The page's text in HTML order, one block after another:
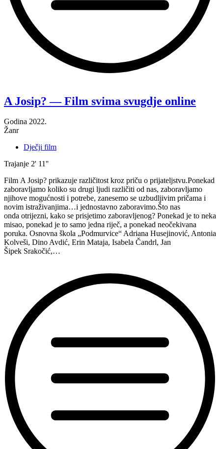
—
Film
svugdje
online”
A Josip? — Film svima svugdje online
Godina 2022.
Žanr
Dječji film
Trajanje 2' 11''
Film A Josip? prikazuje različitost kroz priču o prijateljstvu.Ponekad
zaboravljamo koliko su drugi ljudi različiti od nas, zaboravljamo
njihove mogućnosti i potrebe, zanesemo se uzbudljivim pričama i
novim istraživanjima…i jednostavno zaboravimo.Što nas
onda otrijezni, kako se prisjetimo zaboravljenog? Ponekad je to neka
misao, ponekad je to samo jedna riječ, a ponekad neočekivana
poruka. Osnovna škola „Podmurvice“ Adriana Husejinović, Antonia
Kolveši, Dino Avdić, Erin Mataja, Isabela Čandrl, Jan
Šipek Srakočić,…